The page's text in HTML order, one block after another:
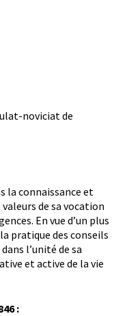
noviciat de
la connaissance et
de sa vocation
En vue d’un plus
pratique des conseils
l’unité de sa
et active de la vie
: